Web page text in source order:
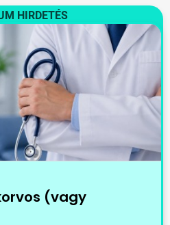
HIRDETÉS
(vagy